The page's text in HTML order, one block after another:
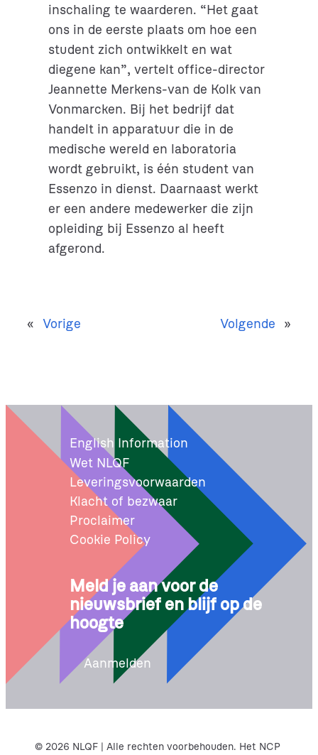
inschaling te waarderen. “Het gaat
ons in de eerste plaats om hoe een
student zich ontwikkelt en wat
diegene kan”, vertelt office-director
Jeannette Merkens-van de Kolk van
Vonmarcken. Bij het bedrijf dat
handelt in apparatuur die in de
medische wereld en laboratoria
wordt gebruikt, is één student van
Essenzo in dienst. Daarnaast werkt
er een andere medewerker die zijn
opleiding bij Essenzo al heeft
afgerond.
« Vorige Volgende »
English Information
Wet NLQF
Leveringsvoorwaarden
Klacht of bezwaar
Proclaimer
Cookie Policy
Meld je aan voor de
nieuwsbrief en blijf op de
hoogte
Aanmelden
© 2026 NLQF | Alle rechten voorbehouden. Het NCP